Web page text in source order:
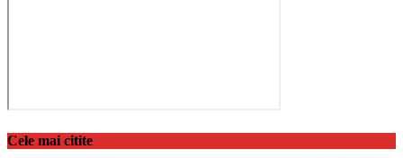
Cele mai citite